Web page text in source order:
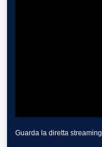
Guarda la diretta streaming